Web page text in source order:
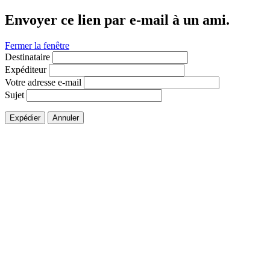
Envoyer ce lien par e-mail à un ami.
Fermer la fenêtre
Destinataire
Expéditeur
Votre adresse e-mail
Sujet
Expédier Annuler